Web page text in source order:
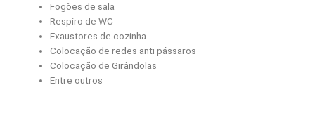
Fogões de sala
Respiro de WC
Exaustores de cozinha
Colocação de redes anti pássaros
Colocação de Girândolas
Entre outros